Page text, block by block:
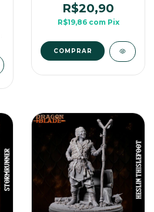
Mesa
R$20,90
R$19,86 com Pix
COMPRAR